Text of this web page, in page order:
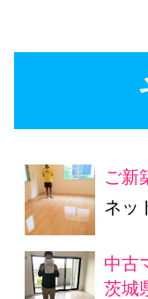
ご
ネッ
中古
茨城